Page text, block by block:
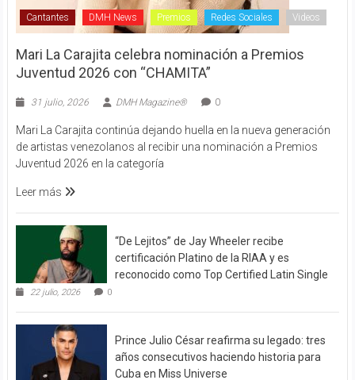
Cantantes DMH News Premios Redes Sociales Videos
Mari La Carajita celebra nominación a Premios
Juventud 2026 con “CHAMITA”
31 julio, 2026 DMH Magazine® 0
Mari La Carajita continúa dejando huella en la nueva generación
de artistas venezolanos al recibir una nominación a Premios
Juventud 2026 en la categoría
Leer más
“De Lejitos” de Jay Wheeler recibe
certificación Platino de la RIAA y es
reconocido como Top Certified Latin Single
22 julio, 2026 0
Prince Julio César reafirma su legado: tres
años consecutivos haciendo historia para
Cuba en Miss Universe